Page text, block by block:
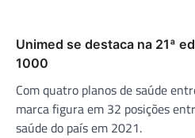
Unimed se destaca na 21ª
1000
Com quatro planos de saúde
marca figura em 32 posições
saúde do país em 2021.